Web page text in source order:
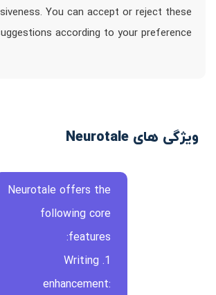
You can accept or reject these
according to your preference
ویژگی های Neurotale
Neurotale offers the
following core
features:
1. Writing
enhancement: